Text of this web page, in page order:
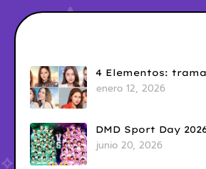
4 Elementos:
enero 12, 2026
DMD Sport Day
junio 20, 2026